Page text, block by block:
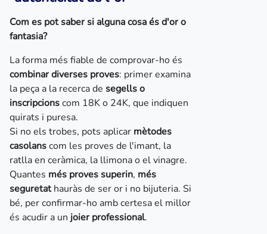
Com es pot saber si alguna cosa és d'or o
fantasia?
La forma més fiable de comprovar-ho és
combinar diverses proves: primer examina
la peça a la recerca de segells o
inscripcionscom 18K o 24K, que indiquen
quirats i puresa.
Si no els trobes, pots aplicar mètodes
casolanscom les proves de l'imant, la
ratlla en ceràmica, la llimona o el vinagre.
Quantes més proves superin, més
seguretathauràs de ser or i no bijuteria. Si
bé, per confirmar-ho amb certesa el millor
és acudir a un joier professional.